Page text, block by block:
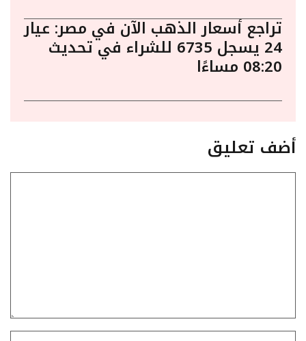
تراجع أسعار الذهب الآن في مصر: عيار
24 يسجل 6735 للشراء في تحديث
08:20 مساءًا
أضف تعليق